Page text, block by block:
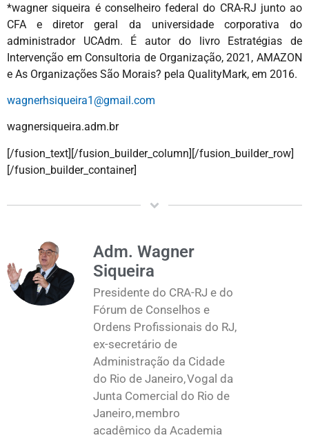
*wagner siqueira é conselheiro federal do CRA-RJ junto ao
CFA e diretor geral da universidade corporativa do
administrador UCAdm. É autor do livro Estratégias de
Intervenção em Consultoria de Organização, 2021, AMAZON
e As Organizações São Morais? pela QualityMark, em 2016.
wagnerhsiqueira1@gmail.com
wagnersiqueira.adm.br
[/fusion_text][/fusion_builder_column][/fusion_builder_row]
[/fusion_builder_container]
Adm. Wagner
Siqueira
Presidente do CRA-RJ e do
Fórum de Conselhos e
Ordens Profissionais do RJ,
ex-secretário de
Administração da Cidade
do Rio de Janeiro, Vogal da
Junta Comercial do Rio de
Janeiro, membro
acadêmico da Academia